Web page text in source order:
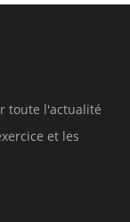
toute l'actualité
et les